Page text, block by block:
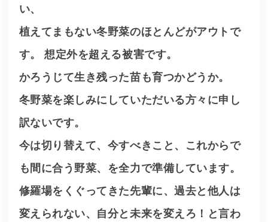
い、
植えてまもない冬野菜のほとんどがアウトで
す。 想定外を超える被害です。
かろうじて生き残った苗も育つかどうか。
冬野菜を楽しみにしていただいる方々に申し
訳ないです。
今は切り替えて、今すべきこと、これからで
も間に合う野菜、を全力で準備しています。
修羅場をくぐってきた先輩に、過去と他人は
変えられない、自分と未来を変えろ！と言わ